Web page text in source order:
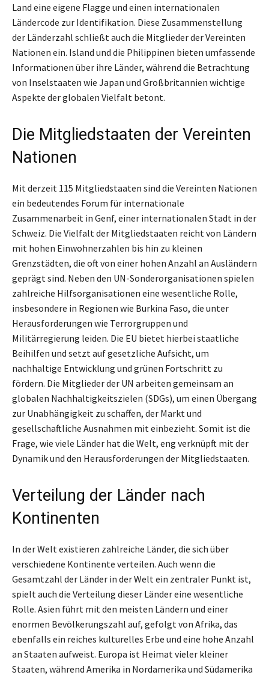
Land eine eigene Flagge und einen internationalen
Ländercode zur Identifikation. Diese Zusammenstellung
der Länderzahl schließt auch die Mitglieder der Vereinten
Nationen ein. Island und die Philippinen bieten umfassende
Informationen über ihre Länder, während die Betrachtung
von Inselstaaten wie Japan und Großbritannien wichtige
Aspekte der globalen Vielfalt betont.
Die Mitgliedstaaten der Vereinten
Nationen
Mit derzeit 115 Mitgliedstaaten sind die Vereinten Nationen
ein bedeutendes Forum für internationale
Zusammenarbeit in Genf, einer internationalen Stadt in der
Schweiz. Die Vielfalt der Mitgliedstaaten reicht von Ländern
mit hohen Einwohnerzahlen bis hin zu kleinen
Grenzstädten, die oft von einer hohen Anzahl an Ausländern
geprägt sind. Neben den UN-Sonderorganisationen spielen
zahlreiche Hilfsorganisationen eine wesentliche Rolle,
insbesondere in Regionen wie Burkina Faso, die unter
Herausforderungen wie Terrorgruppen und
Militärregierung leiden. Die EU bietet hierbei staatliche
Beihilfen und setzt auf gesetzliche Aufsicht, um
nachhaltige Entwicklung und grünen Fortschritt zu
fördern. Die Mitglieder der UN arbeiten gemeinsam an
globalen Nachhaltigkeitszielen (SDGs), um einen Übergang
zur Unabhängigkeit zu schaffen, der Markt und
gesellschaftliche Ausnahmen mit einbezieht. Somit ist die
Frage, wie viele Länder hat die Welt, eng verknüpft mit der
Dynamik und den Herausforderungen der Mitgliedstaaten.
Verteilung der Länder nach
Kontinenten
In der Welt existieren zahlreiche Länder, die sich über
verschiedene Kontinente verteilen. Auch wenn die
Gesamtzahl der Länder in der Welt ein zentraler Punkt ist,
spielt auch die Verteilung dieser Länder eine wesentliche
Rolle. Asien führt mit den meisten Ländern und einer
enormen Bevölkerungszahl auf, gefolgt von Afrika, das
ebenfalls ein reiches kulturelles Erbe und eine hohe Anzahl
an Staaten aufweist. Europa ist Heimat vieler kleiner
Staaten, während Amerika in Nordamerika und Südamerika